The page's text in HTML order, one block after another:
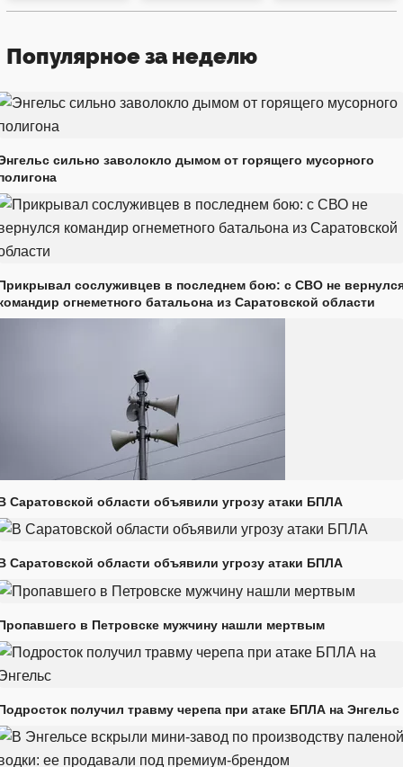
Популярное за неделю
сильно заволокло дымом от горящего мусорного
сослуживцев в последнем бою: с СВО не
огнеметного батальона из Саратовской области
Саратовской области объявили угрозу атаки БПЛА
Саратовской области объявили угрозу атаки БПЛА
в Петровске мужчину нашли мертвым
получил травму черепа при атаке БПЛА на Энгельс